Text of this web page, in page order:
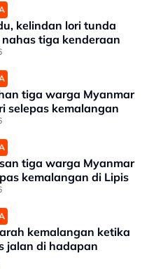
kelindan lori tunda
tiga kenderaan
tiga warga Myanmar
selepas kemalangan
tiga warga Myanmar
kemalangan di Lipis
kemalangan ketika
jalan di hadapan